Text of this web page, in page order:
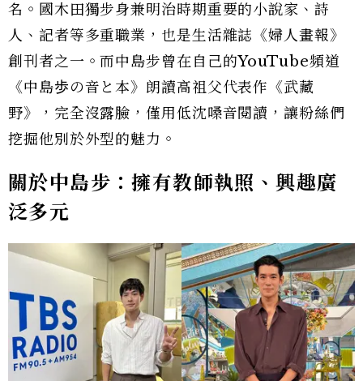
名。國木田獨步身兼明治時期重要的小說家、詩
人、記者等多重職業，也是生活雜誌《婦人畫報》
創刊者之一。而中島步曾在自己的YouTube頻道
《中島歩の音と本》朗讀高祖父代表作《武藏
野》，完全沒露臉，僅用低沈嗓音閱讀，讓粉絲們
挖掘他別於外型的魅力。
關於中島步：擁有教師執照、興趣廣
泛多元